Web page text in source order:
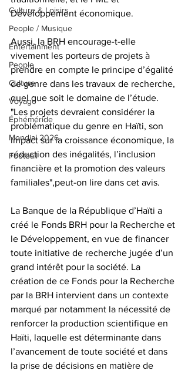
Culture & Loisirs
People / Musique
Entertainment
People
Culture
Voyage
Éphéméride
Mondial 2026
Football
Développement économique.
Aussi, la BRH encourage-t-elle
vivement les porteurs de projets à
prendre en compte le principe d’égalité
de genre dans les travaux de recherche,
quel que soit le domaine de l’étude.
"Les projets devraient considérer la
problématique du genre en Haïti, son
impact sur la croissance économique, la
réduction des inégalités, l’inclusion
financière et la promotion des valeurs
familiales",peut-on lire dans cet avis.
La Banque de la République d’Haïti a
créé le Fonds BRH pour la Recherche et
le Développement, en vue de financer
toute initiative de recherche jugée d’un
grand intérêt pour la société. La
création de ce Fonds pour la Recherche
par la BRH intervient dans un contexte
marqué par notamment la nécessité de
renforcer la production scientifique en
Haïti, laquelle est déterminante dans
l’avancement de toute société et dans
la prise de décisions en matière de